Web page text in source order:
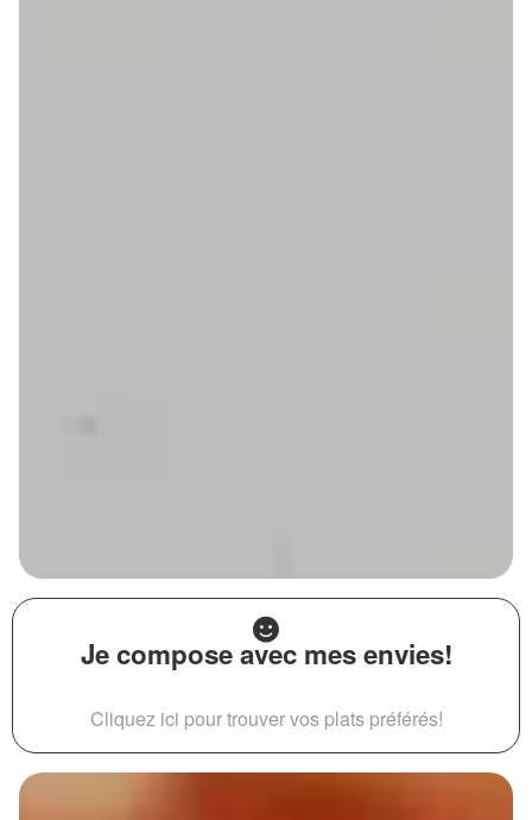
Je compose avec mes envies!
Cliquez ici pour trouver vos plats préférés!